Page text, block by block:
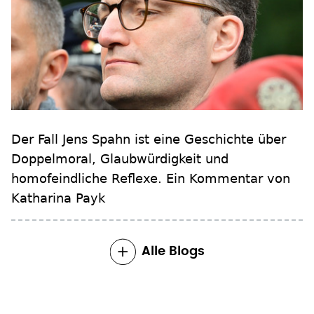
Der Fall Jens Spahn ist eine Geschichte über
Doppelmoral, Glaubwürdigkeit und
homofeindliche Reflexe. Ein Kommentar von
Katharina Payk
Alle Blogs